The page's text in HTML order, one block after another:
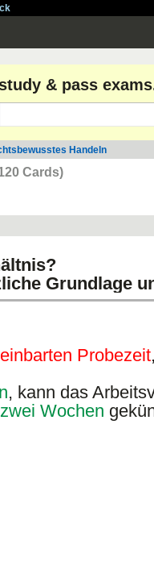
& pass
Handeln
Cards)
Grundlage
Probezeit
, kann das
Wochen